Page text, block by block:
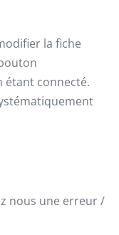
la fiche
étant connecté.
nous une erreur /